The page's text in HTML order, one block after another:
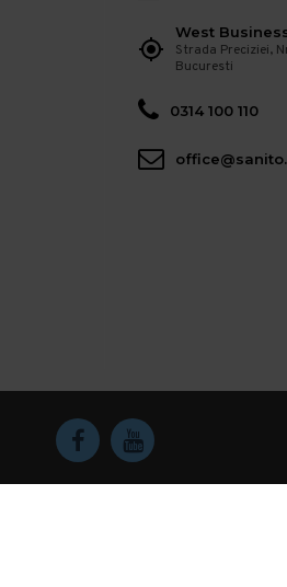
West
Strada Preciziei,
Bucuresti
0314 100 110